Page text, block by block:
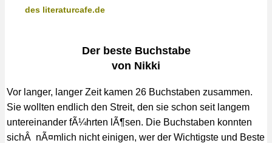
des literaturcafe.de
Der beste Buchstabe
von Nikki
Vor langer, langer Zeit kamen 26 Buchstaben zusammen.
Sie wollten endlich den Streit, den sie schon seit langem
untereinander fÃ¼hrten lÃ¶sen. Die Buchstaben konnten
sichÂ nÃ¤mlich nicht einigen, wer der Wichtigste und Beste